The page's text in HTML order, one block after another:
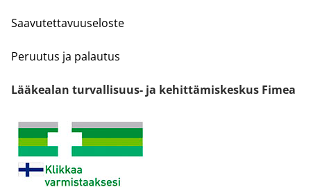
Saavutettavuuseloste
Peruutus ja palautus
Lääkealan turvallisuus- ja kehittämiskeskus Fimea